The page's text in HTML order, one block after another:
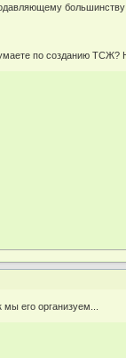
большинству
по созданию ТСЖ?
его организуем...